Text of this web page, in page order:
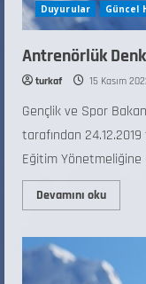
Duyurular Güncel
Antrenörlük
turkaf 15 Kasım
Gençlik ve Spor
tarafından
Eğitim Yönetmeliğine
Devamını oku